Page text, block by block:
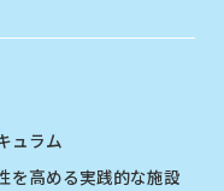
ュラム
を高める実践的な施設